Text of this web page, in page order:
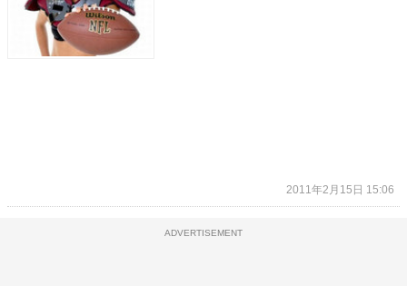
2011年2月15日 15:06
ADVERTISEMENT